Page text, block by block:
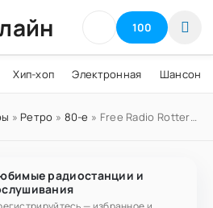
100
Хип-хоп Электронная Шансон
» Ретро » 80-е » Free Radio Rotterdam
радиостанции и